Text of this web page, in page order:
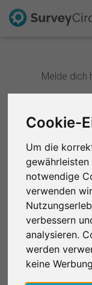
Cookie-
Um die
notwendige
verwenden
verbessern
analysieren.
werden
keine
Melde dich
E-Mail
Passwort*